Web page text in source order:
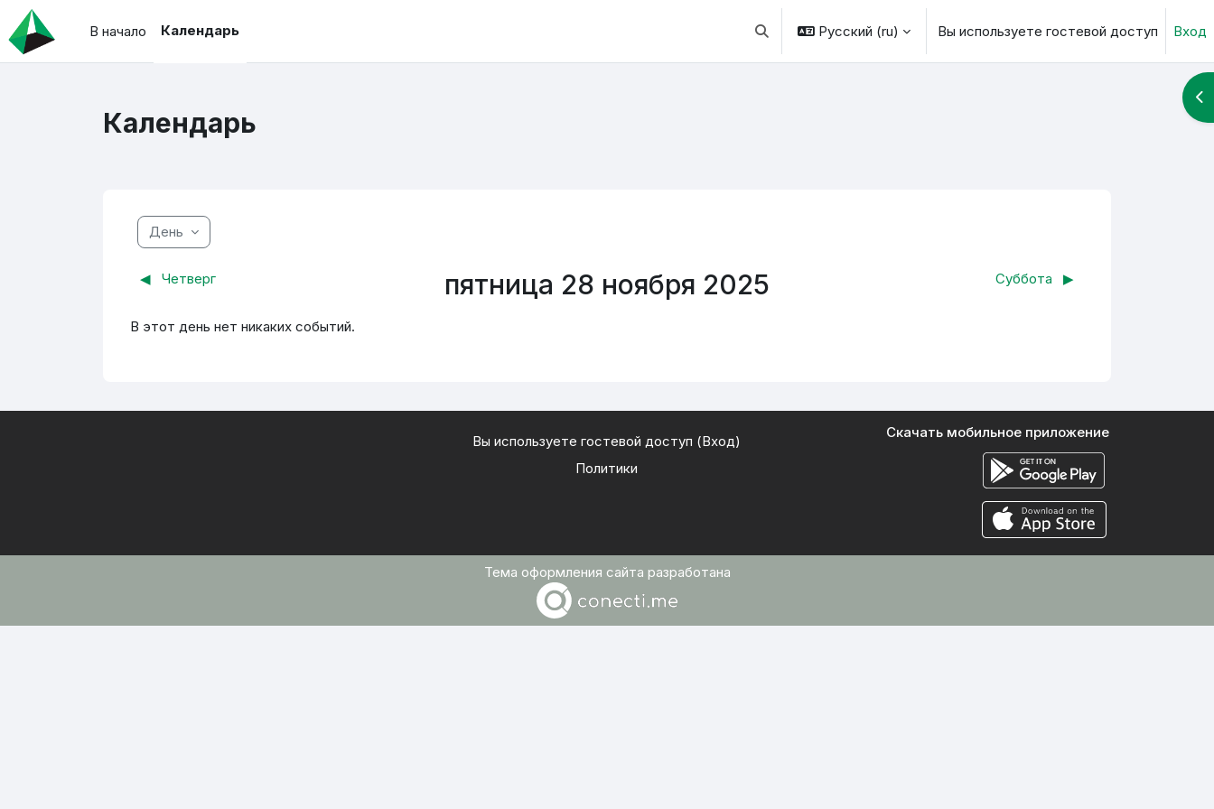
Перейти к основному содержанию
В начало
Календарь
Изменить данные поисковой строки
Русский ‎(ru)‎ Вы используете гостевой доступ Вход
Календарь
День
◀︎ Четверг пятница 28 ноября 2025 Суббота ▶︎
В этот день нет никаких событий.
Вы используете гостевой доступ (Вход)
Политики
Скачать мобильное приложение
Тема оформления сайта разработана